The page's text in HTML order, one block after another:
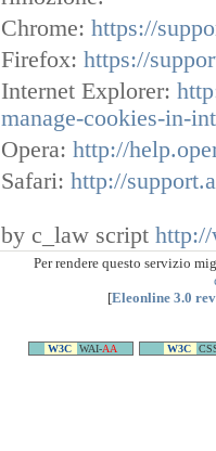
Chrome:https://
Firefox:https://
Internet Explorer:
manage-cookies-in-
Opera:http://
Safari:http://
by c_law script
Per rendere questo servizio
[Eleonline 3.0
W3C WAI-AA W3C